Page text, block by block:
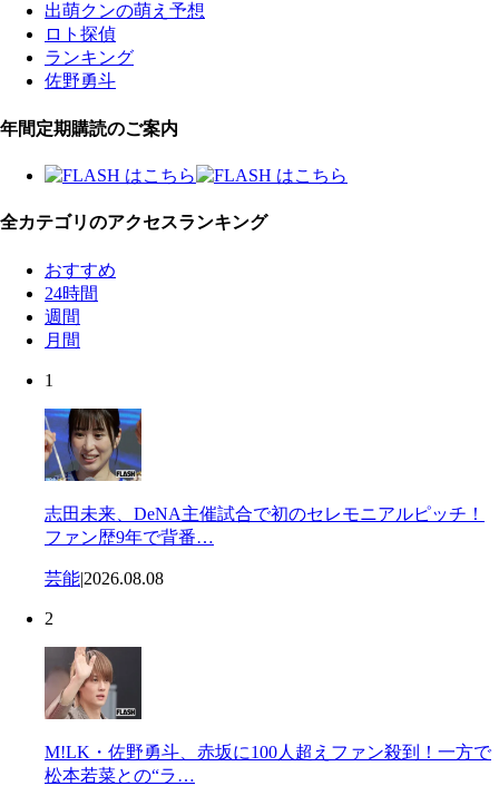
出萌クンの萌え予想
ロト探偵
ランキング
佐野勇斗
年間定期購読のご案内
全カテゴリのアクセスランキング
おすすめ
24時間
週間
月間
1
志田未来、DeNA主催試合で初のセレモニアルピッチ！
ファン歴9年で背番…
芸能|2026.08.08
2
M!LK・佐野勇斗、赤坂に100人超えファン殺到！一方で
松本若菜との“ラ…